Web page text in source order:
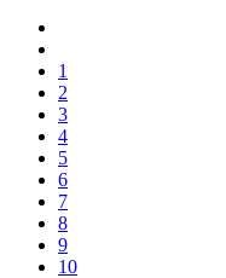
1
2
3
4
5
6
7
8
9
10